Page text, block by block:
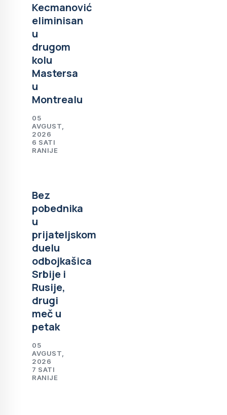
Kecmanović
eliminisan
u
drugom
kolu
Mastersa
u
Montrealu
05
AVGUST,
2026
6 SATI
RANIJE
Bez
pobednika
u
prijateljskom
duelu
odbojkašica
Srbije i
Rusije,
drugi
meč u
petak
05
AVGUST,
2026
7 SATI
RANIJE